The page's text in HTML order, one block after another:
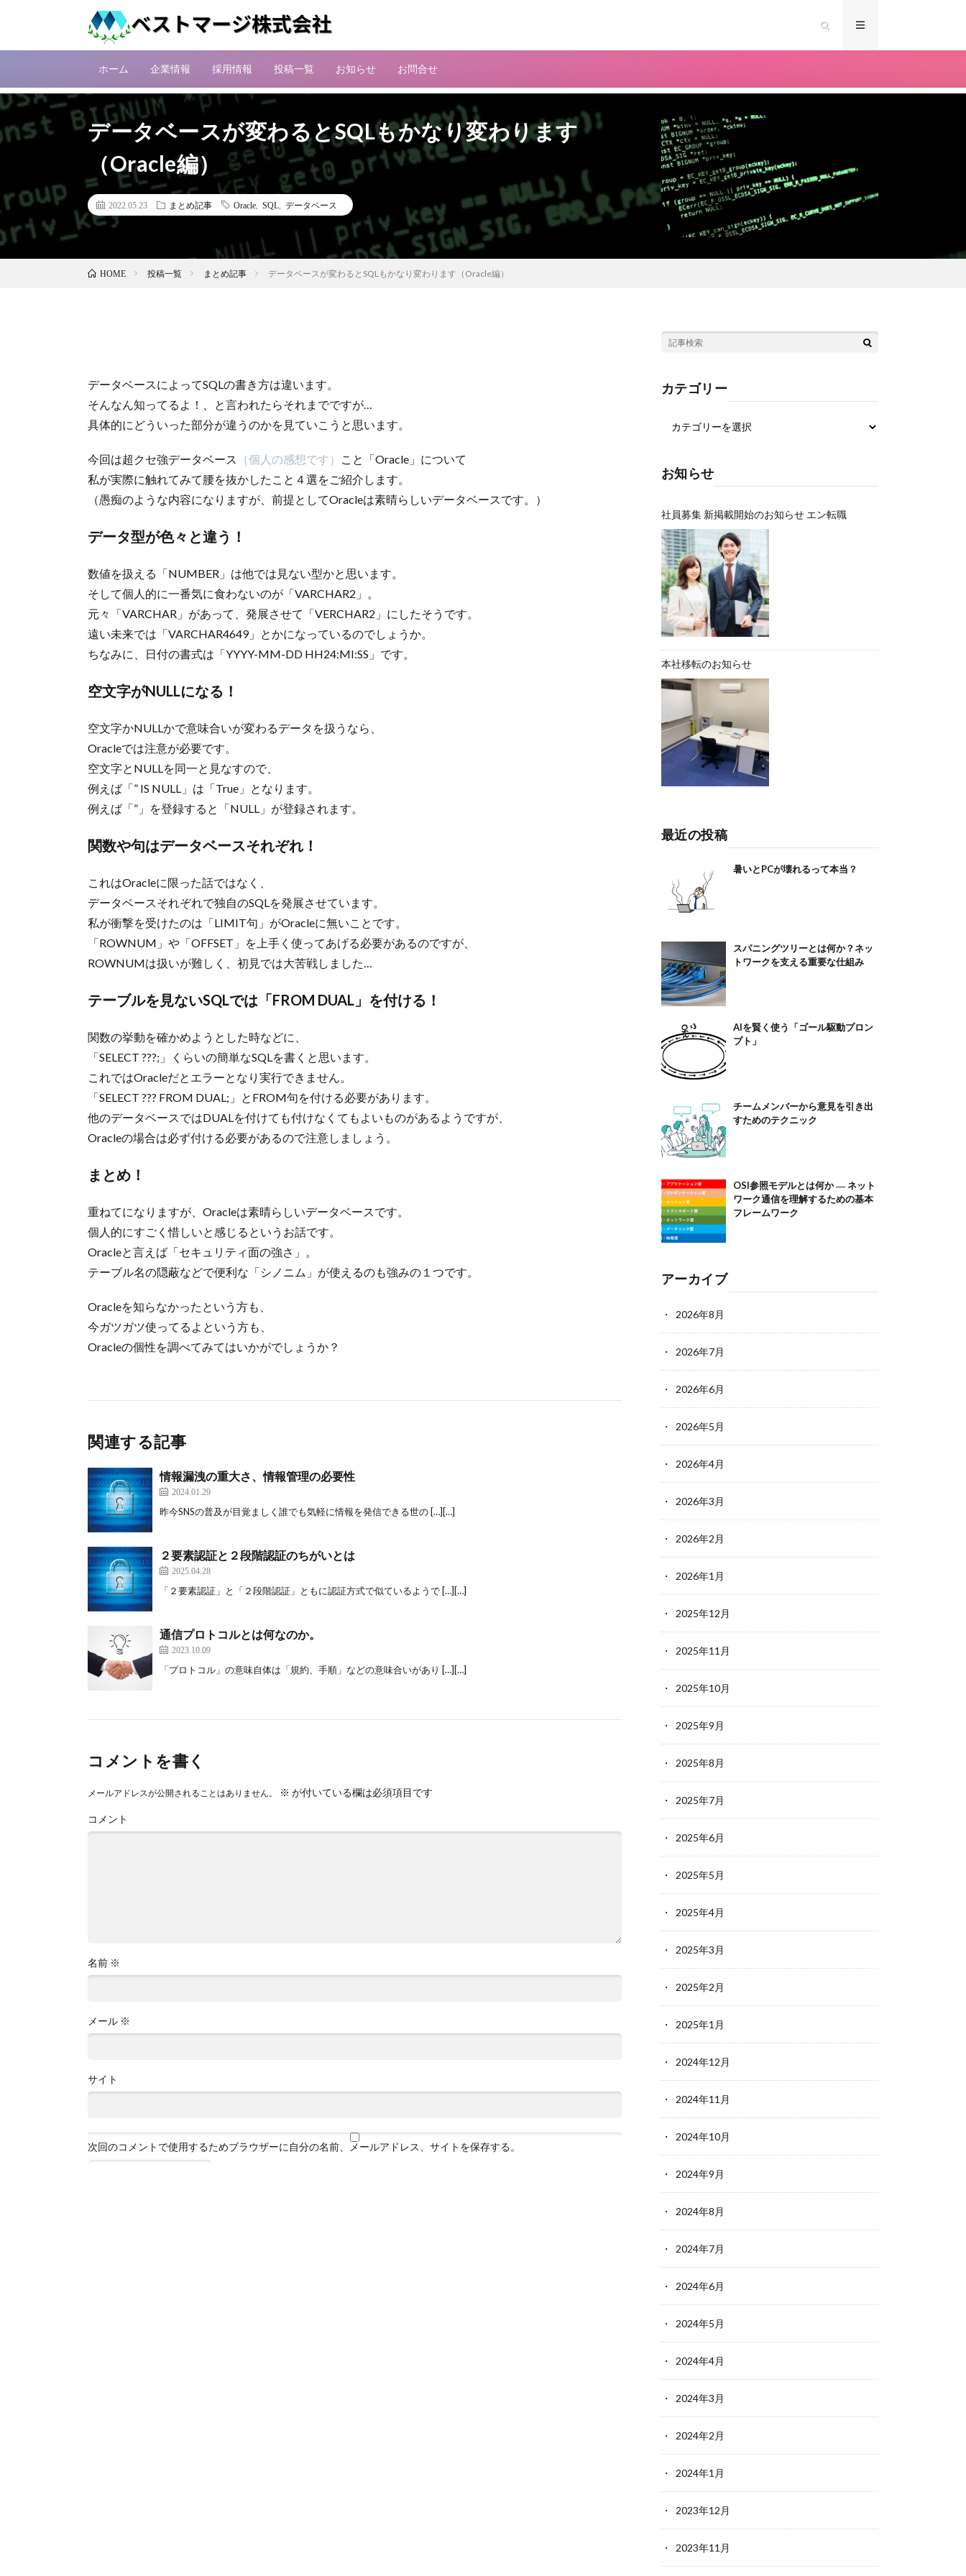
ホーム 企業情報 採用情報 投稿一覧 お知らせ お問合せ
データベースが変わるとSQLもかなり変わります
（Oracle編）
2022.05.23 まとめ記事 Oracle SQL データベース
HOME 投稿一覧 まとめ記事 データベースが変わるとSQLもかなり変わります（Oracle編）
データベースによってSQLの書き方は違います。
そんなん知ってるよ！、と言われたらそれまでですが…
具体的にどういった部分が違うのかを見ていこうと思います。
今回は超クセ強データベース （個人の感想です）
こと「Oracle」について
私が実際に触れてみて腰を抜かしたこと４選をご紹介します。
（愚痴のような内容になりますが、前提としてOracleは素晴らしいデータベースです。）
データ型が色々と違う！
数値を扱える「NUMBER」は他では見ない型かと思います。
そして個人的に一番気に食わないのが「VARCHAR2」。
元々「VARCHAR」があって、発展させて「VERCHAR2」にしたそうです。
遠い未来では「VARCHAR4649」とかになっているのでしょうか。
ちなみに、日付の書式は「YYYY-MM-DD HH24:MI:SS」です。
空文字がNULLになる！
空文字かNULLかで意味合いが変わるデータを扱うなら、
Oracleでは注意が必要です。
空文字とNULLを同一と見なすので、
例えば「” IS NULL」は「True」となります。
例えば「”」を登録すると「NULL」が登録されます。
関数や句はデータベースそれぞれ！
これはOracleに限った話ではなく、
データベースそれぞれで独自のSQLを発展させています。
私が衝撃を受けたのは「LIMIT句」がOracleに無いことです。
「ROWNUM」や「OFFSET」を上手く使ってあげる必要があるのですが、
ROWNUMは扱いが難しく、初見では大苦戦しました…
テーブルを見ないSQLでは「FROM DUAL」を付ける！
関数の挙動を確かめようとした時などに、
「SELECT ???;」くらいの簡単なSQLを書くと思います。
これではOracleだとエラーとなり実行できません。
「SELECT ??? FROM DUAL;」とFROM句を付ける必要があります。
他のデータベースではDUALを付けても付けなくてもよいものがあるようですが、
Oracleの場合は必ず付ける必要があるので注意しましょう。
まとめ！
重ねてになりますが、Oracleは素晴らしいデータベースです。
個人的にすごく惜しいと感じるというお話です。
Oracleと言えば「セキュリティ面の強さ」。
テーブル名の隠蔽などで便利な「シノニム」が使えるのも強みの１つです。
Oracleを知らなかったという方も、
今ガツガツ使ってるよという方も、
Oracleの個性を調べてみてはいかがでしょうか？
関連する記事
情報漏洩の重大さ、情報管理の必要性
2024.01.29
昨今SNSの普及が目覚ましく誰でも気軽に情報を発信できる世の […][…]
２要素認証と２段階認証のちがいとは
2025.04.28
「２要素認証」と「２段階認証」ともに認証方式で似ているようで […][…]
通信プロトコルとは何なのか。
2023.10.09
「プロトコル」の意味自体は「規約、手順」などの意味合いがあり […][…]
コメントを書く
メールアドレスが公開されることはありません。 ※ が付いている欄は必須項目です
コメント
名前 ※
メール ※
サイト
次回のコメントで使用するためブラウザーに自分の名前、メールアドレス、サイトを保存する。
カテゴリー
お知らせ
社員募集 新掲載開始のお知らせ エン転職
本社移転のお知らせ
最近の投稿
暑いとPCが壊れるって本当？
スパニングツリーとは何か？ネッ
トワークを支える重要な仕組み
AIを賢く使う「ゴール駆動プロン
プト」
チームメンバーから意見を引き出
すためのテクニック
OSI参照モデルとは何か ― ネット
ワーク通信を理解するための基本
フレームワーク
アーカイブ
2026年8月
2026年7月
2026年6月
2026年5月
2026年4月
2026年3月
2026年2月
2026年1月
2025年12月
2025年11月
2025年10月
2025年9月
2025年8月
2025年7月
2025年6月
2025年5月
2025年4月
2025年3月
2025年2月
2025年1月
2024年12月
2024年11月
2024年10月
2024年9月
2024年8月
2024年7月
2024年6月
2024年5月
2024年4月
2024年3月
2024年2月
2024年1月
2023年12月
2023年11月